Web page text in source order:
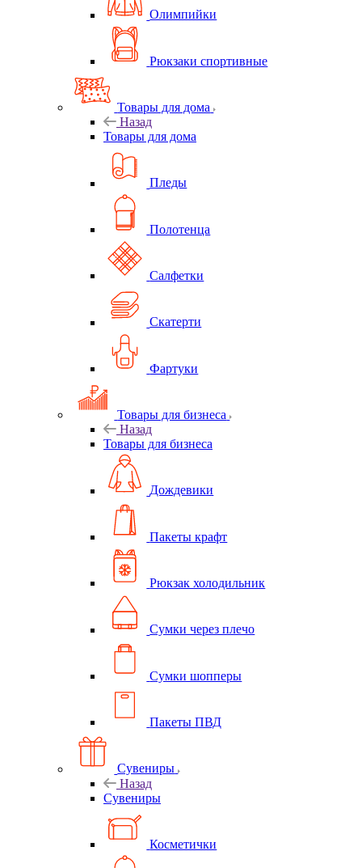
Олимпийки
Рюкзаки спортивные
Товары для дома
Назад
Товары для дома
Пледы
Полотенца
Салфетки
Скатерти
Фартуки
Товары для бизнеса
Назад
Товары для бизнеса
Дождевики
Пакеты крафт
Рюкзак холодильник
Сумки через плечо
Сумки шопперы
Пакеты ПВД
Сувениры
Назад
Сувениры
Косметички